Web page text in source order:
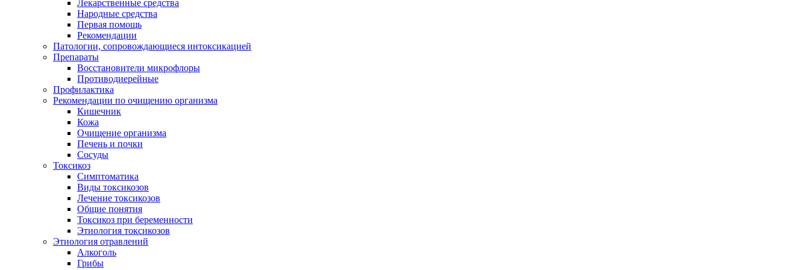
Лекарственные средства
Народные средства
Первая помощь
Рекомендации
Патологии, сопровождающиеся интоксикацией
Препараты
Восстановители микрофлоры
Противодиерейные
Профилактика
Рекомендации по очищению организма
Кишечник
Кожа
Очищение организма
Печень и почки
Сосуды
Токсикоз
Cимптоматика
Виды токсикозов
Лечение токсикозов
Общие понятия
Токсикоз при беременности
Этиология токсикозов
Этиология отравлений
Алкоголь
Грибы